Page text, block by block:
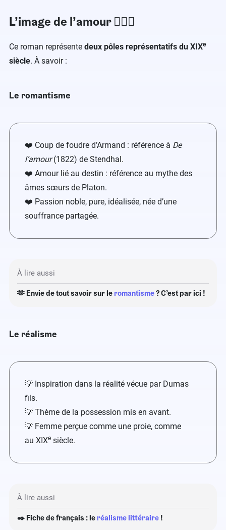
L’image de l’amour​ ​👩‍❤️‍👨
Ce roman représente deux pôles représentatifs du XIXe
siècle. À savoir :
Le romantisme
❤️ Coup de foudre d’Armand : référence à De
l’amour(1822) de Stendhal.
❤️ Amour lié au destin : référence au mythe des
âmes sœurs de Platon.
❤️ Passion noble, pure, idéalisée, née d’une
souffrance partagée.
À lire aussi
🫶 Envie de tout savoir sur le romantisme? C’est par ici !
Le réalisme
💡 Inspiration dans la réalité vécue par Dumas
fils.
​💡 Thème de la possession mis en avant.
​💡 Femme perçue comme une proie, comme
au XIXe siècle.
À lire aussi
✒️ Fiche de français : le réalisme littéraire !